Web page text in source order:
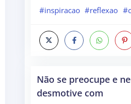
#inspiracao #reflexao
Não se preocupe e
desmotive com